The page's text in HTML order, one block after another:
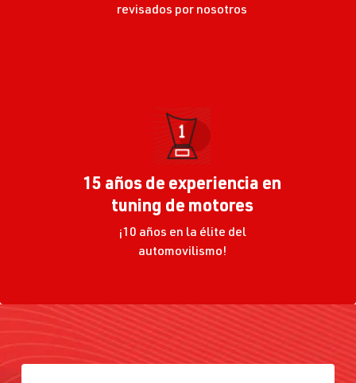
revisados por nosotros
15 años de experiencia en
tuning de motores
¡10 años en la élite del
automovilismo!